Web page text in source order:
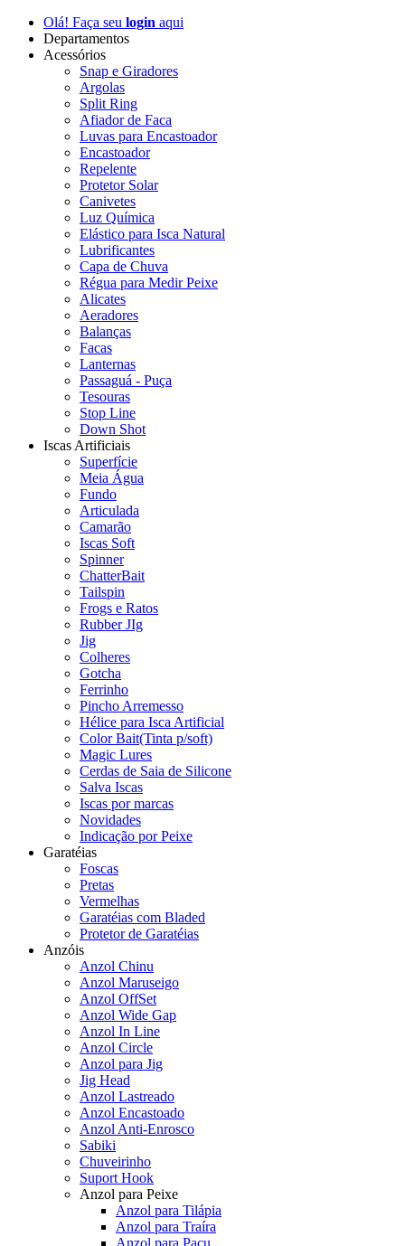
Olá! Faça seu login aqui
Departamentos
Acessórios
Snap e Giradores
Argolas
Split Ring
Afiador de Faca
Luvas para Encastoador
Encastoador
Repelente
Protetor Solar
Canivetes
Luz Química
Elástico para Isca Natural
Lubrificantes
Capa de Chuva
Régua para Medir Peixe
Alicates
Aeradores
Balanças
Facas
Lanternas
Passaguá - Puça
Tesouras
Stop Line
Down Shot
Iscas Artificiais
Superfície
Meia Água
Fundo
Articulada
Camarão
Iscas Soft
Spinner
ChatterBait
Tailspin
Frogs e Ratos
Rubber JIg
Jig
Colheres
Gotcha
Ferrinho
Pincho Arremesso
Hélice para Isca Artificial
Color Bait(Tinta p/soft)
Magic Lures
Cerdas de Saia de Silicone
Salva Iscas
Iscas por marcas
Novidades
Indicação por Peixe
Garatéias
Foscas
Pretas
Vermelhas
Garatéias com Bladed
Protetor de Garatéias
Anzóis
Anzol Chinu
Anzol Maruseigo
Anzol OffSet
Anzol Wide Gap
Anzol In Line
Anzol Circle
Anzol para Jig
Jig Head
Anzol Lastreado
Anzol Encastoado
Anzol Anti-Enrosco
Sabiki
Chuveirinho
Suport Hook
Anzol para Peixe
Anzol para Tilápia
Anzol para Traíra
Anzol para Pacu